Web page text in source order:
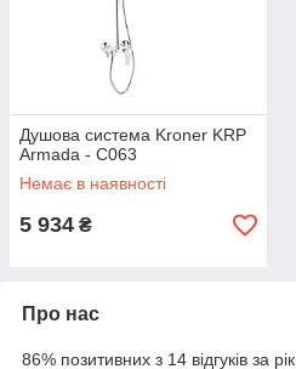
Душова система Kroner KRP
Armada - C063
Немає в наявності
5 934 ₴
Про нас
86% позитивних з 14 відгуків за рік